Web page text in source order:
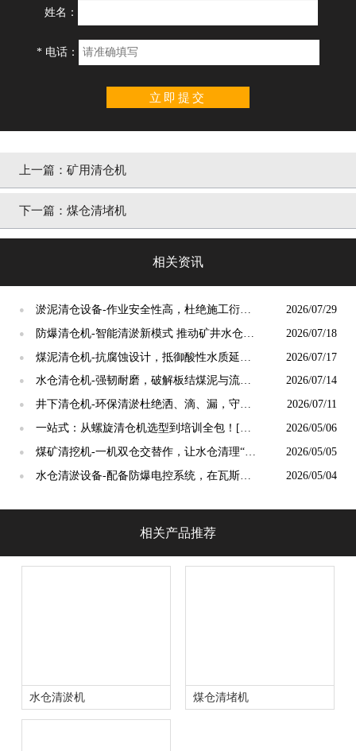
姓名：
* 电话：
立即提交
上一篇：矿用清仓机
下一篇：煤仓清堵机
相关资讯
●
淤泥清仓设备-作业安全性高，杜绝施工衍生
安全隐患[泵泵达]
2026/07/29
●
防爆清仓机-智能清淤新模式 推动矿井水仓运
维升级[泵泵达]
2026/07/18
●
煤泥清仓机-抗腐蚀设计，抵御酸性水质延长
使用寿命[泵泵达]
2026/07/17
●
水仓清仓机-强韧耐磨，破解板结煤泥与流态
淤浆双重难题[泵泵达]
2026/07/14
●
井下清仓机-环保清淤杜绝洒、滴、漏，守护
井下环境[泵泵达]
2026/07/11
●
一站式：从螺旋清仓机选型到培训全包！[泵
泵达]
2026/05/06
●
煤矿清挖机-一机双仓交替作，让水仓清理“无
缝衔接”[泵泵达]
2026/05/05
●
水仓清淤设备-配备防爆电控系统，在瓦斯面
2026/05/04
相关产品推荐
水仓清淤机 煤仓清堵机